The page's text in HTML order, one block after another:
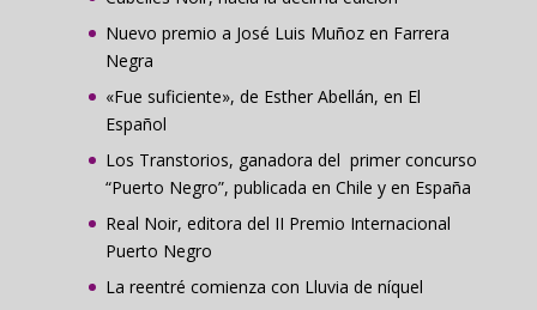
Nuevo premio a José Luis Muñoz en Farrera
Negra
«Fue suficiente», de Esther Abellán, en El
Español
Los Transtorios, ganadora del primer concurso
“Puerto Negro”, publicada en Chile y en España
Real Noir, editora del II Premio Internacional
Puerto Negro
La reentré comienza con Lluvia de níquel